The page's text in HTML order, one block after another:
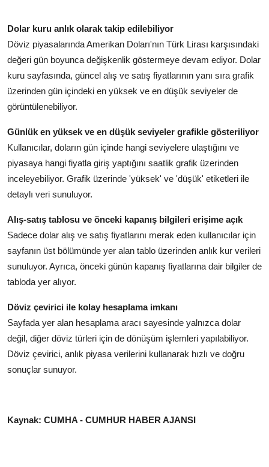
Dolar kuru anlık olarak takip edilebiliyor
Döviz piyasalarında Amerikan Doları'nın Türk Lirası karşısındaki
değeri gün boyunca değişkenlik göstermeye devam ediyor. Dolar
kuru sayfasında, güncel alış ve satış fiyatlarının yanı sıra grafik
üzerinden gün içindeki en yüksek ve en düşük seviyeler de
görüntülenebiliyor.
Günlük en yüksek ve en düşük seviyeler grafikle gösteriliyor
Kullanıcılar, doların gün içinde hangi seviyelere ulaştığını ve
piyasaya hangi fiyatla giriş yaptığını saatlik grafik üzerinden
inceleyebiliyor. Grafik üzerinde 'yüksek' ve 'düşük' etiketleri ile
detaylı veri sunuluyor.
Alış-satış tablosu ve önceki kapanış bilgileri erişime açık
Sadece dolar alış ve satış fiyatlarını merak eden kullanıcılar için
sayfanın üst bölümünde yer alan tablo üzerinden anlık kur verileri
sunuluyor. Ayrıca, önceki günün kapanış fiyatlarına dair bilgiler de
tabloda yer alıyor.
Döviz çevirici ile kolay hesaplama imkanı
Sayfada yer alan hesaplama aracı sayesinde yalnızca dolar
değil, diğer döviz türleri için de dönüşüm işlemleri yapılabiliyor.
Döviz çevirici, anlık piyasa verilerini kullanarak hızlı ve doğru
sonuçlar sunuyor.
Kaynak: CUMHA - CUMHUR HABER AJANSI